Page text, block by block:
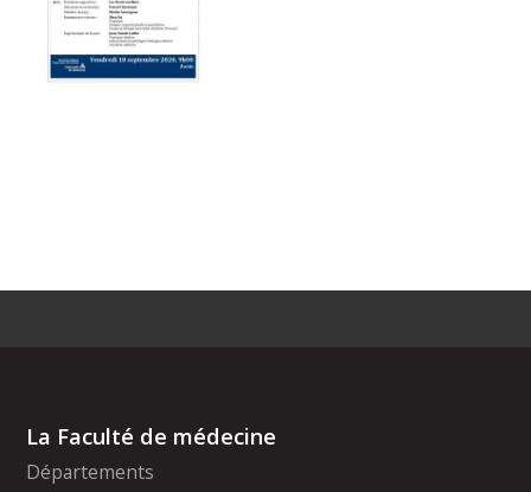
La Faculté de médecine
Départements